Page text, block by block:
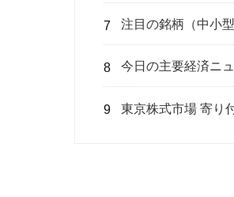
注目の銘柄（中小型
今日の主要経済ニ
東京株式市場 寄り